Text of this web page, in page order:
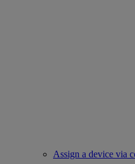
Assign a device via